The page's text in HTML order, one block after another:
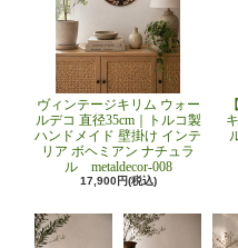
ヴィンテージキリム ウォー
ルデコ 直径35cm｜トルコ製
ハンドメイド 壁掛け インテ
リア ボヘミアン ナチュラ
ル metaldecor-008
17,900円(税込)